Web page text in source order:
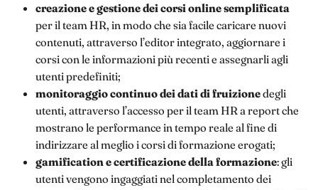
creazione e gestione dei corsi online semplificata
per il team HR, in modo che sia facile caricare nuovi
contenuti, attraverso l’editor integrato, aggiornare i
corsi con le informazioni più recenti e assegnarli agli
utenti predefiniti;
monitoraggio continuo dei dati di fruizionedegli
utenti, attraverso l’accesso per il team HR a report che
mostrano le performance in tempo reale al fine di
indirizzare al meglio i corsi di formazione erogati;
gamification e certificazione della formazione: gli
utenti vengono ingaggiati nel completamento dei